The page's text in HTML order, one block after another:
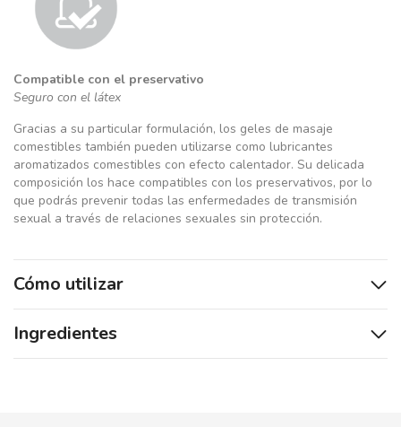
Compatible con el preservativo
Seguro con el látex
Gracias a su particular formulación, los geles de masaje
comestibles también pueden utilizarse como lubricantes
aromatizados comestibles con efecto calentador. Su delicada
composición los hace compatibles con los preservativos, por lo
que podrás prevenir todas las enfermedades de transmisión
sexual a través de relaciones sexuales sin protección.
Cómo utilizar
Ingredientes